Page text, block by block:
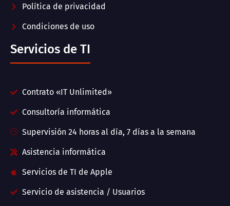
Política de privacidad
Condiciones de uso
Servicios de TI
Contrato «IT Unlimited»
Consultoría informática
Supervisión 24 horas al día, 7 días a la semana
Asistencia informática
Servicios de TI de Apple
Servicio de asistencia / Usuarios